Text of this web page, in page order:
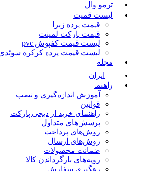
ترمو وال
لیست قمیت
قیمت پرده زبرا
قیمت پارکت لمینت
لیست قیمت کفپوش pvc
لیست قیمت پرده کرکره سوئدی
مجله
ایران
راهنما
آموزش اندازه‌گیری و نصب
قوانین
راهنمای خرید از دیجی پارکت
پرسش‌های متداول
روش‌های پرداخت
روش‌های ارسال
ضمانت محصولات
رویه‌های بازگرداندن کالا
رهگیری سفارش